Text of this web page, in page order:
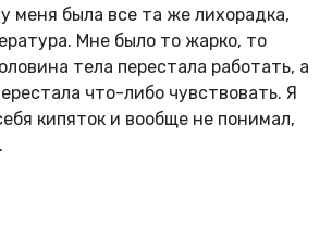
меня была все та же лихорадка,
Мне было то жарко, то
тела перестала работать, а
что-либо чувствовать. Я
кипяток и вообще не понимал,